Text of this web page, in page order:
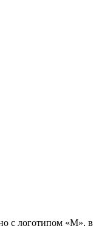
с логотипом «М»,